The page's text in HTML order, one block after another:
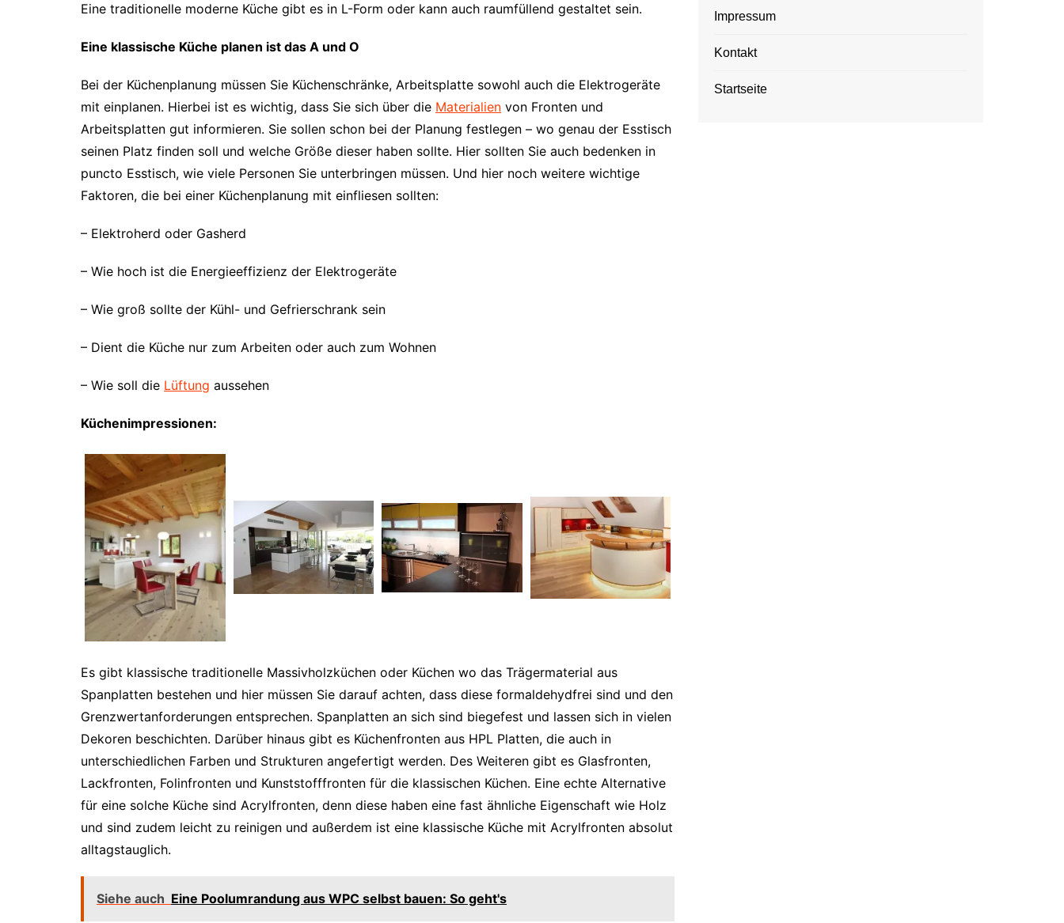
Eine traditionelle moderne Küche gibt es in L-Form oder kann auch raumfüllend gestaltet sein.
Eine klassische Küche planen ist das A und O
Bei der Küchenplanung müssen Sie Küchenschränke, Arbeitsplatte sowohl auch die Elektrogeräte
mit einplanen. Hierbei ist es wichtig, dass Sie sich über die Materialien von Fronten und
Arbeitsplatten gut informieren. Sie sollen schon bei der Planung festlegen – wo genau der Esstisch
seinen Platz finden soll und welche Größe dieser haben sollte. Hier sollten Sie auch bedenken in
puncto Esstisch, wie viele Personen Sie unterbringen müssen. Und hier noch weitere wichtige
Faktoren, die bei einer Küchenplanung mit einfliesen sollten:
– Elektroherd oder Gasherd
– Wie hoch ist die Energieeffizienz der Elektrogeräte
– Wie groß sollte der Kühl- und Gefrierschrank sein
– Dient die Küche nur zum Arbeiten oder auch zum Wohnen
– Wie soll die Lüftung aussehen
Küchenimpressionen:
Es gibt klassische traditionelle Massivholzküchen oder Küchen wo das Trägermaterial aus
Spanplatten bestehen und hier müssen Sie darauf achten, dass diese formaldehydfrei sind und den
Grenzwertanforderungen entsprechen. Spanplatten an sich sind biegefest und lassen sich in vielen
Dekoren beschichten. Darüber hinaus gibt es Küchenfronten aus HPL Platten, die auch in
unterschiedlichen Farben und Strukturen angefertigt werden. Des Weiteren gibt es Glasfronten,
Lackfronten, Folinfronten und Kunststofffronten für die klassischen Küchen. Eine echte Alternative
für eine solche Küche sind Acrylfronten, denn diese haben eine fast ähnliche Eigenschaft wie Holz
und sind zudem leicht zu reinigen und außerdem ist eine klassische Küche mit Acrylfronten absolut
alltagstauglich.
Siehe auch Eine Poolumrandung aus WPC selbst bauen: So geht's
Impressum
Kontakt
Startseite